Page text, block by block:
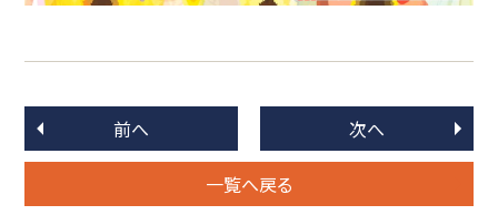
前へ
一覧へ戻る
次へ